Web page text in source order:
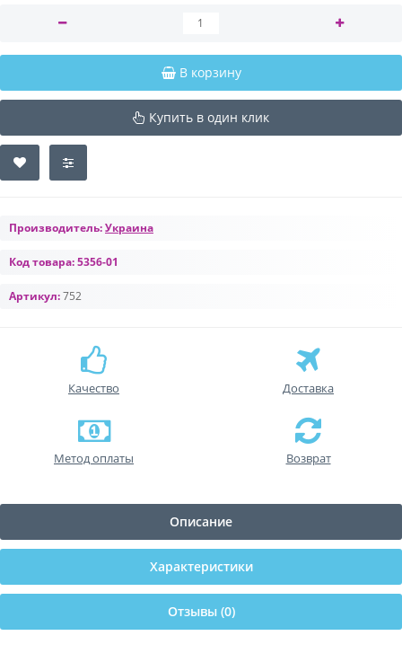
В корзину
Купить в один клик
Производитель:Украина
Код товара:5356-01
Артикул:752
Качество Доставка
Метод оплаты Возврат
Описание
Характеристики
Отзывы (0)